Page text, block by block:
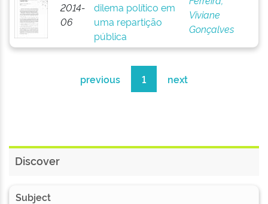
2014-
06
dilema político em
uma repartição
pública
Viviane
Gonçalves
previous 1 next
Discover
Subject